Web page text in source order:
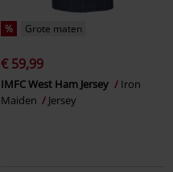
% Grote maten
€ 59,99
IMFC West Ham Jersey
Iron
Maiden
Jersey